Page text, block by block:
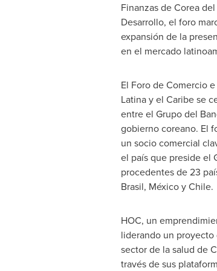
Finanzas deCorea del
Desarrollo, el foro
expansión de la
en el mercado
El Foro de Comercioe
Latina y el Caribe se
entre el Grupo del
gobierno coreano. El
un socio comercial
el país que preside el
procedentes de 23
Brasil, México yChile.
HOC, un
liderando un
sector de la salud de
través de sus